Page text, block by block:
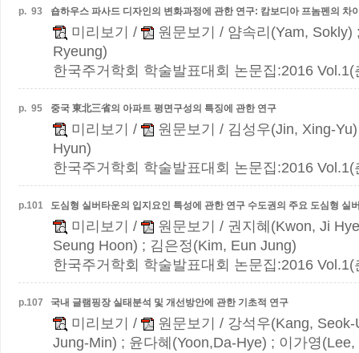
p. 93 숍하우스 파사드 디자인의 변화과정에 관한 연구: 캄보디아 프놈펜의 차
미리보기 / 원문보기
/ 얌속리(Yam, Sokly)
Ryeung)
한국주거학회 학술발표대회 논문집:2016
p. 95 중국 東北三省의 아파트 평면구성의 특징에 관한 연구
미리보기 / 원문보기
/ 김성우(Jin, Xing-
Hyun)
한국주거학회 학술발표대회 논문집:2016
p.101 도심형 실버타운의 입지요인 특성에 관한 연구 수도권의 주요 도심형 실
미리보기 / 원문보기
/ 권지혜(Kwon, Ji
Seung Hoon) ; 김은정(Kim, Eun Jung)
한국주거학회 학술발표대회 논문집:2016
p.107 국내 글램핑장 실태분석 및 개선방안에 관한 기초적 연구
미리보기 / 원문보기
/ 강석우(Kang,
Jung-Min) ; 윤다혜(Yoon,Da-Hye) ; 이가영